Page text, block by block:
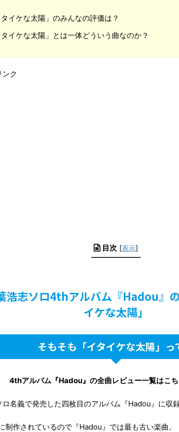
タイケな太陽」のみんなの評価は？
タイケな太陽」とは一体どういう曲なのか？
ンク
目次 [表示]
浩志ソロ4thアルバム『Hadou』
イケな太陽」
そもそも「イタイケな太陽」っ
4thアルバム『Hadou』の全曲レビュー一覧はこ
名義で発売した四枚目のアルバム『Hadou』に収録
制作されているので『Hadou』では最も古い楽曲。